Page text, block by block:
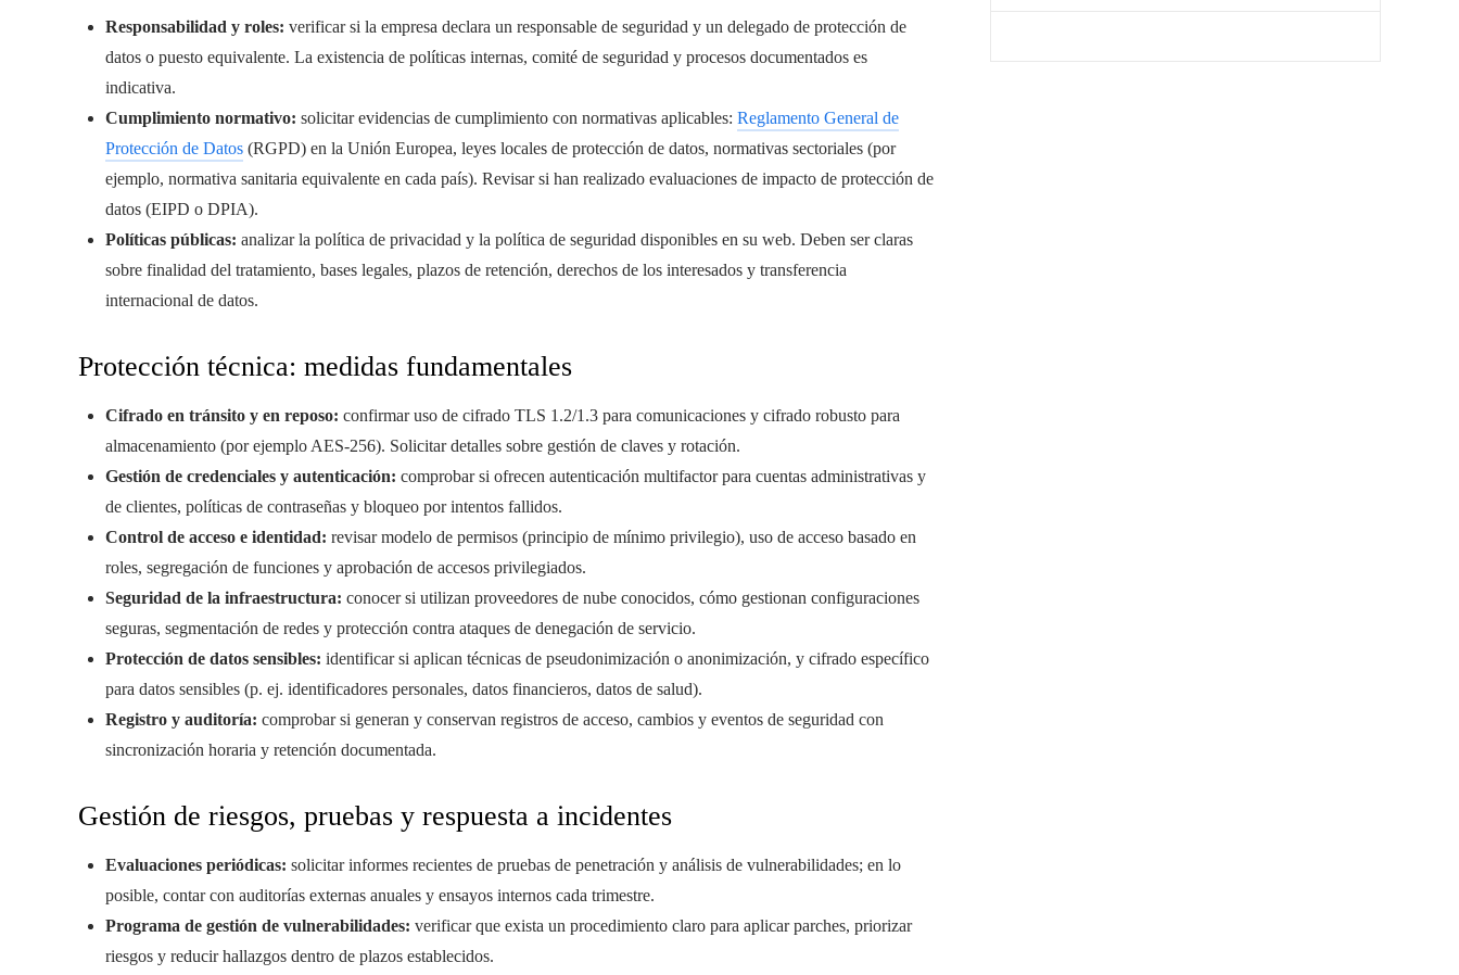
Responsabilidad y roles: verificar si la empresa declara un responsable de seguridad y un delegado de protección de
datos o puesto equivalente. La existencia de políticas internas, comité de seguridad y procesos documentados es
indicativa.
Cumplimiento normativo: solicitar evidencias de cumplimiento con normativas aplicables: Reglamento General de
Protección de Datos (RGPD) en la Unión Europea, leyes locales de protección de datos, normativas sectoriales (por
ejemplo, normativa sanitaria equivalente en cada país). Revisar si han realizado evaluaciones de impacto de protección de
datos (EIPD o DPIA).
Políticas públicas: analizar la política de privacidad y la política de seguridad disponibles en su web. Deben ser claras
sobre finalidad del tratamiento, bases legales, plazos de retención, derechos de los interesados y transferencia
internacional de datos.
Protección técnica: medidas fundamentales
Cifrado en tránsito y en reposo: confirmar uso de cifrado TLS 1.2/1.3 para comunicaciones y cifrado robusto para
almacenamiento (por ejemplo AES-256). Solicitar detalles sobre gestión de claves y rotación.
Gestión de credenciales y autenticación: comprobar si ofrecen autenticación multifactor para cuentas administrativas y
de clientes, políticas de contraseñas y bloqueo por intentos fallidos.
Control de acceso e identidad: revisar modelo de permisos (principio de mínimo privilegio), uso de acceso basado en
roles, segregación de funciones y aprobación de accesos privilegiados.
Seguridad de la infraestructura: conocer si utilizan proveedores de nube conocidos, cómo gestionan configuraciones
seguras, segmentación de redes y protección contra ataques de denegación de servicio.
Protección de datos sensibles: identificar si aplican técnicas de pseudonimización o anonimización, y cifrado específico
para datos sensibles (p. ej. identificadores personales, datos financieros, datos de salud).
Registro y auditoría: comprobar si generan y conservan registros de acceso, cambios y eventos de seguridad con
sincronización horaria y retención documentada.
Gestión de riesgos, pruebas y respuesta a incidentes
Evaluaciones periódicas: solicitar informes recientes de pruebas de penetración y análisis de vulnerabilidades; en lo
posible, contar con auditorías externas anuales y ensayos internos cada trimestre.
Programa de gestión de vulnerabilidades: verificar que exista un procedimiento claro para aplicar parches, priorizar
riesgos y reducir hallazgos dentro de plazos establecidos.